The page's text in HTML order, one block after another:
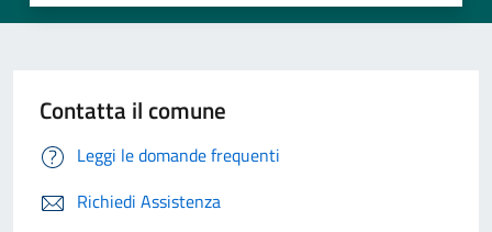
Contatta il comune
Leggi le domande frequenti
Richiedi Assistenza